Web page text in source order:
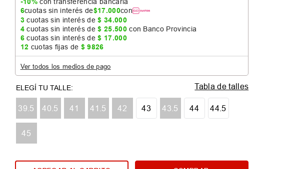
6cuotas sin interés de$17.000con
3cuotas sin interés de$ 34.000
4cuotas sin interés de$ 25.500 con Banco Provincia
6cuotas sin interés de$ 17.000
12 cuotas fijas de $ 9826
Ver todos los medios de pago
39.5 40.5 41 41.5 42 43 43.5 44 44.5
45
Tabla de talles